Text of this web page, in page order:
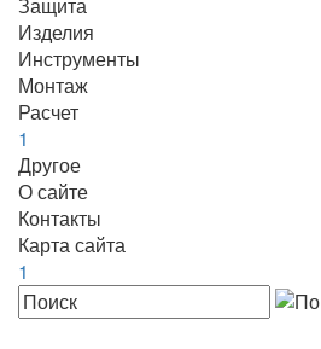
Изделия
Инструменты
Монтаж
Расчет
1
Другое
О сайте
Контакты
Карта сайта
1